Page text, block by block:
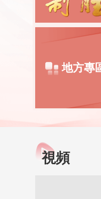
地方專
視頻